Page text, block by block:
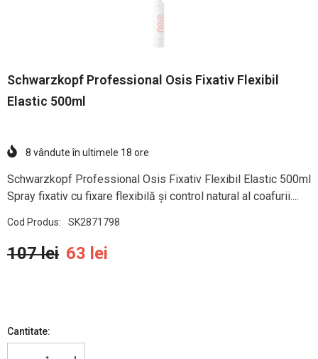
Schwarzkopf Professional Osis Fixativ Flexibil
Elastic 500ml
8 vândute în ultimele 18 ore
Schwarzkopf Professional Osis Fixativ Flexibil Elastic 500ml
Spray fixativ cu fixare flexibilă și control natural al coafurii....
Cod Produs: SK2871798
107 lei 63 lei
Cantitate: